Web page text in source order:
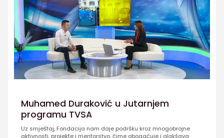
Muhamed Duraković u Jutarnjem
programu TVSA
Uz smještaj, Fondacija nam daje podršku kroz mnogobrojne
aktivnosti, projekte i mentorstvo, čime obogaćuje i olakšava